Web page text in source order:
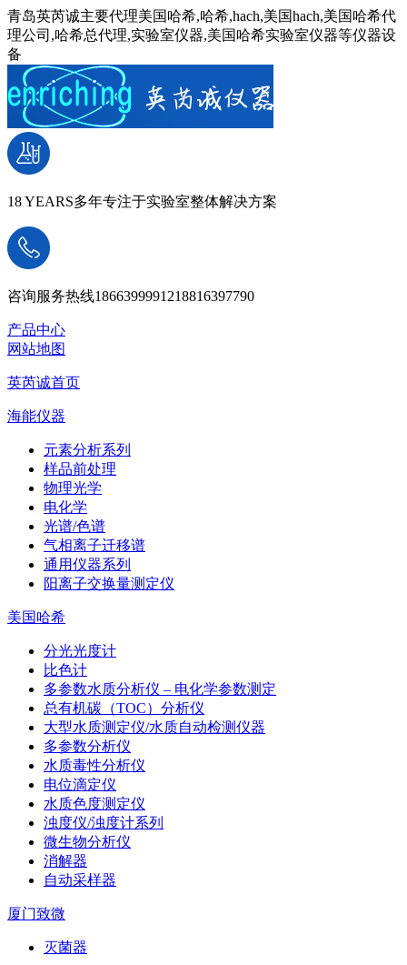
青岛英芮诚主要代理美国哈希,哈希,hach,美国hach,美国哈希代
理公司,哈希总代理,实验室仪器,美国哈希实验室仪器等仪器设
备
18 YEARS多年专注于实验室整体解决方案
咨询服务热线1866399991218816397790
产品中心
网站地图
英芮诚首页
海能仪器
元素分析系列
样品前处理
物理光学
电化学
光谱/色谱
气相离子迁移谱
通用仪器系列
阳离子交换量测定仪
美国哈希
分光光度计
比色计
多参数水质分析仪 – 电化学参数测定
总有机碳（TOC）分析仪
大型水质测定仪/水质自动检测仪器
多参数分析仪
水质毒性分析仪
电位滴定仪
水质色度测定仪
浊度仪/浊度计系列
微生物分析仪
消解器
自动采样器
厦门致微
灭菌器